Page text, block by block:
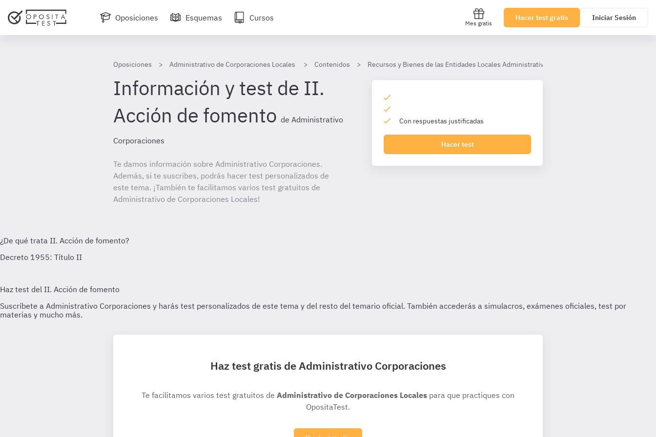
Oposiciones Esquemas Cursos
Mes gratis
Hacer test gratis Iniciar Sesión
Oposiciones Administrativo de Corporaciones Locales Contenidos Recursos y Bienes de las Entidades Locales Administrativo corporaciones
Información y test de II.
Acción de fomento de Administrativo
Corporaciones
Te damos información sobre Administrativo Corporaciones.
Además, si te suscribes, podrás hacer test personalizados de
este tema. ¡También te facilitamos varios test gratuitos de
Administrativo de Corporaciones Locales!
Con respuestas justificadas
Hacer test
Haz test gratis de Administrativo Corporaciones
Te facilitamos varios test gratuitos de Administrativo de Corporaciones Locales para que practiques con
OpositaTest.